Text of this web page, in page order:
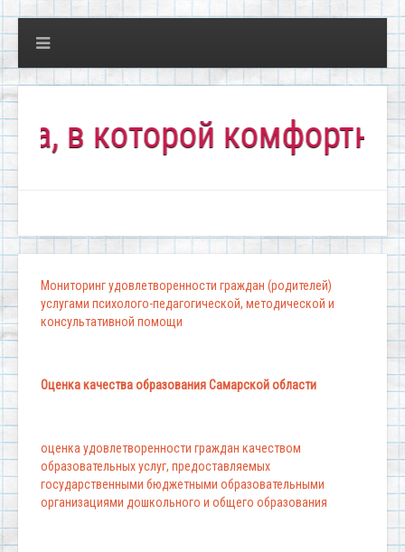
которой комфортно
Мониторинг удовлетворенности граждан (родителей)
услугами психолого-педагогической, методической и
консультативной помощи
Оценка качества образования Самарской области
оценка удовлетворенности граждан качеством
образовательных услуг, предоставляемых
государственными бюджетными образовательными
организациями дошкольного и общего образования